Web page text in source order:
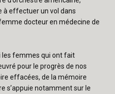
effectuer un vol dans
docteur en médecine de
les femmes qui ont fait
pour le progrès de nos
effacées, de la mémoire
s’appuie notamment sur le